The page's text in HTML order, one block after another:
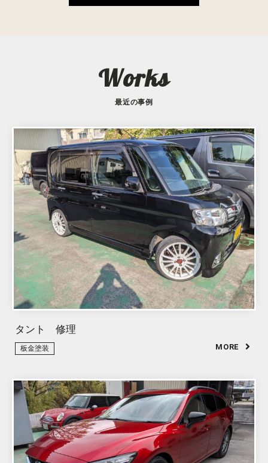
Works
最近の事例
タント 修理
板金塗装